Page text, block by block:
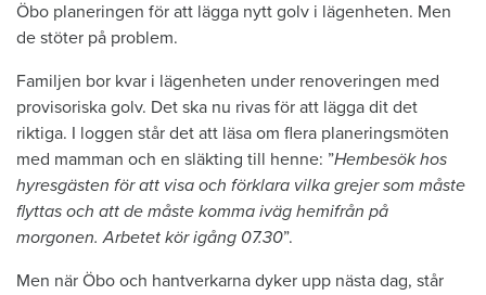
Öbo planeringen för att lägga nytt golv i lägenheten. Men
de stöter på problem.
Familjen bor kvar i lägenheten under renoveringen med
provisoriska golv. Det ska nu rivas för att lägga dit det
riktiga. I loggen står det att läsa om flera planeringsmöten
med mamman och en släkting till henne: ”Hembesök hos
hyresgästen för att visa och förklara vilka grejer som måste
flyttas och att de måste komma iväg hemifrån på
morgonen. Arbetet kör igång 07.30”.
Men när Öbo och hantverkarna dyker upp nästa dag, står